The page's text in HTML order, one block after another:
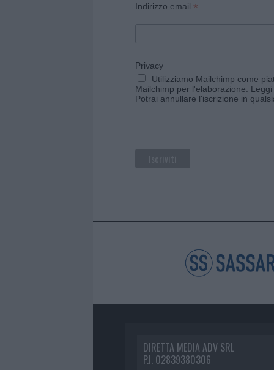
Indirizzo email *
Privacy
Utilizziamo Mailchimp come
Mailchimp per l'elaborazione.
Potrai annullare l'iscrizione in
DIRETTA MEDIA ADV SRL
P.I. 02839380306